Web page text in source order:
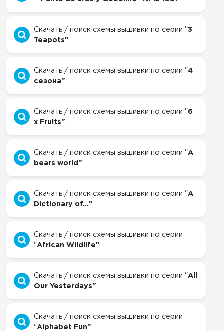
Скачать / поиск схемы вышивки по серии "3
Teapots"
Скачать / поиск схемы вышивки по серии "4
сезона"
Скачать / поиск схемы вышивки по серии "6
x Fruits"
Скачать / поиск схемы вышивки по серии "A
bears world"
Скачать / поиск схемы вышивки по серии "A
Dictionary of..."
Скачать / поиск схемы вышивки по серии
"African Wildlife"
Скачать / поиск схемы вышивки по серии "All
Our Yesterdays"
Скачать / поиск схемы вышивки по серии
"Alphabet Fun"